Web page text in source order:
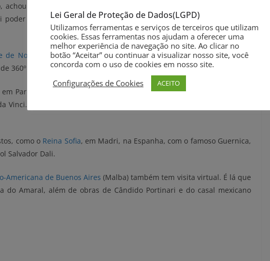
a iniciativa fantástica. Com a crise do coronavírus, a advogada
poder viajar, que é o que gosta de fazer. Mas tem a internet como
de Nova York(MET) há diversos vídeos, textos e fotos das obras em
360º pelo prédio.
em Paris, possibilita ver em detalhes uma das obras mais famosas do
Vinci. Quem fizer o tour virtual pode ver o quadro e se surpreender
como o Reina Sofia, em Madri, na Espanha, com o famoso Guernica,
Salvador Dali.
Americana de Buenos Aires (Malba) também tem visita virtual. É lá que
do Amaral, além de obras de Cândido Portinari e do casal mexicano
Lei Geral de Proteção de Dados(LGPD)
Utilizamos ferramentas e serviços de terceiros que utilizam
cookies. Essas ferramentas nos ajudam a oferecer uma
melhor experiência de navegação no site. Ao clicar no
botão “Aceitar” ou continuar a visualizar nosso site, você
concorda com o uso de cookies em nosso site.
Configurações de Cookies
ACEITO